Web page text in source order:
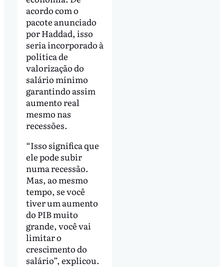
acordo com o
pacote anunciado
por Haddad, isso
seria incorporado à
política de
valorização do
salário mínimo
garantindo assim
aumento real
mesmo nas
recessões.
“Isso significa que
ele pode subir
numa recessão.
Mas, ao mesmo
tempo, se você
tiver um aumento
do PIB muito
grande, você vai
limitar o
crescimento do
salário”, explicou.